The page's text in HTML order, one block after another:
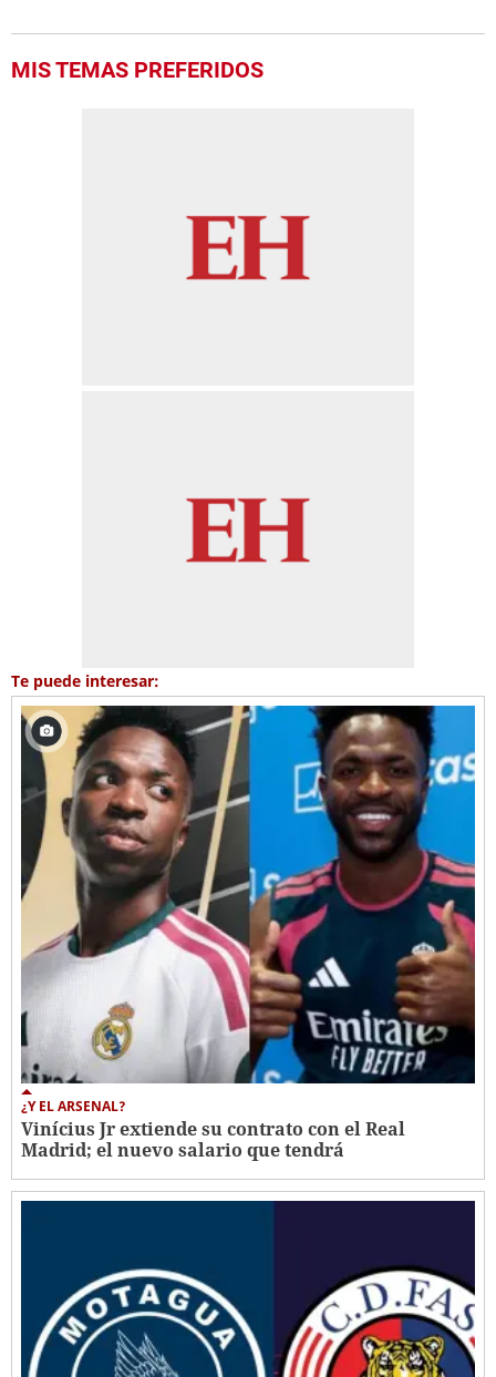
MIS TEMAS PREFERIDOS
Te puede interesar:
¿Y EL ARSENAL?
Vinícius Jr extiende su contrato con el Real
Madrid; el nuevo salario que tendrá